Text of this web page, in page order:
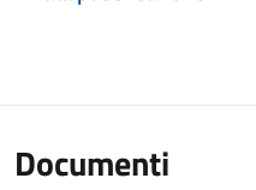
Documenti